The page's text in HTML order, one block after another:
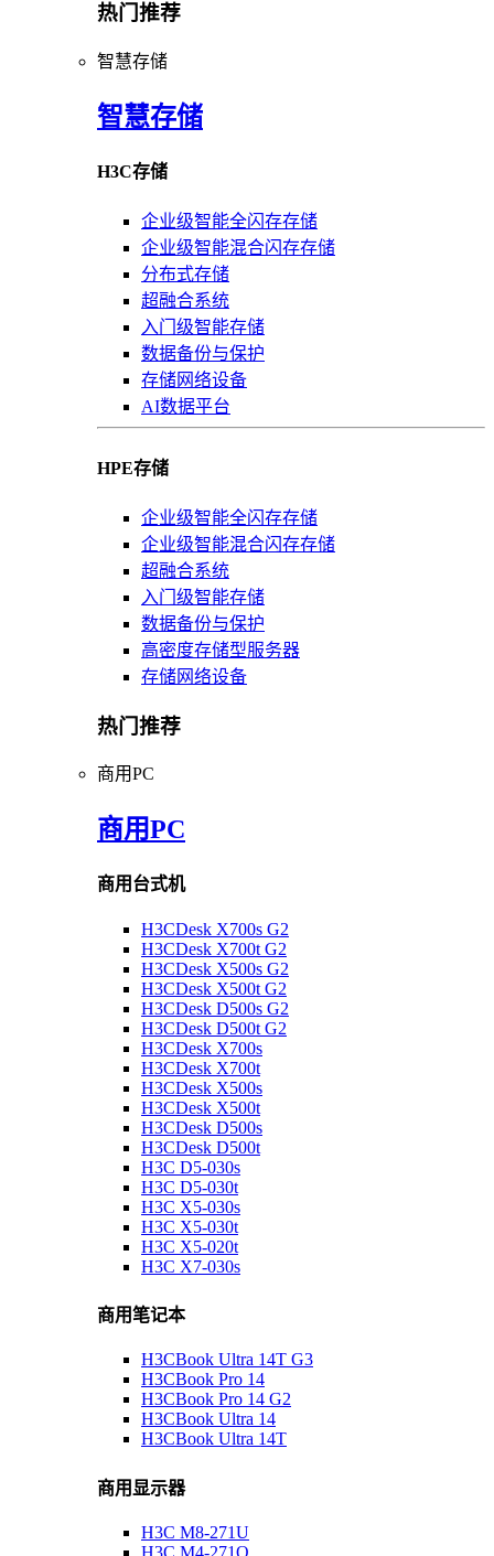
热门推荐
智慧存储
智慧存储
H3C存储
企业级智能全闪存存储
企业级智能混合闪存存储
分布式存储
超融合系统
入门级智能存储
数据备份与保护
存储网络设备
AI数据平台
HPE存储
企业级智能全闪存存储
企业级智能混合闪存存储
超融合系统
入门级智能存储
数据备份与保护
高密度存储型服务器
存储网络设备
热门推荐
商用PC
商用PC
商用台式机
H3CDesk X700s G2
H3CDesk X700t G2
H3CDesk X500s G2
H3CDesk X500t G2
H3CDesk D500s G2
H3CDesk D500t G2
H3CDesk X700s
H3CDesk X700t
H3CDesk X500s
H3CDesk X500t
H3CDesk D500s
H3CDesk D500t
H3C D5-030s
H3C D5-030t
H3C X5-030s
H3C X5-030t
H3C X5-020t
H3C X7-030s
商用笔记本
H3CBook Ultra 14T G3
H3CBook Pro 14
H3CBook Pro 14 G2
H3CBook Ultra 14
H3CBook Ultra 14T
商用显示器
H3C M8-271U
H3C M4-271Q